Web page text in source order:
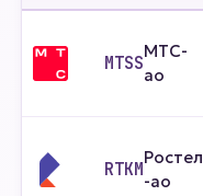
MTSS
МТС-
ао
RTKM
Ростел
-ао